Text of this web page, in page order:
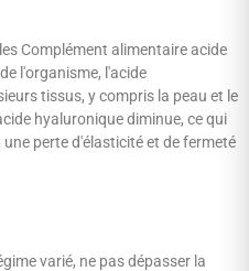
Complément alimentaire acide
l'organisme, l'acide
tissus, y compris la peau et le
hyaluronique diminue, ce qui
perte d'élasticité et de fermeté
varié, ne pas dépasser la